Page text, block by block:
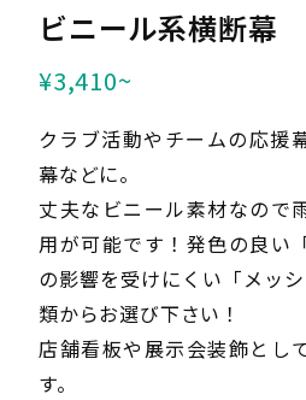
ビニール系横断幕
¥3,410~
クラブ活動やチームの応援
幕などに。
丈夫なビニール素材なので
用が可能です！発色の良い
の影響を受けにくい「メッ
類からお選び下さい！
店舗看板や展示会装飾とし
す。